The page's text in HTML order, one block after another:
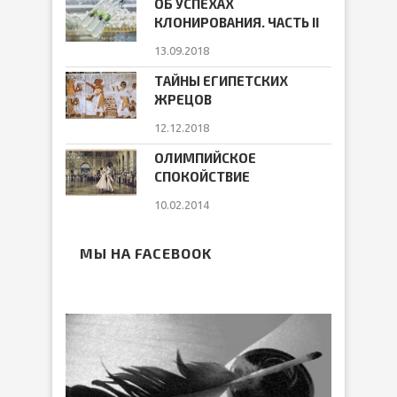
ОБ УСПЕХАХ
КЛОНИРОВАНИЯ. ЧАСТЬ II
13.09.2018
ТАЙНЫ ЕГИПЕТСКИХ
ЖРЕЦОВ
12.12.2018
ОЛИМПИЙСКОЕ
СПОКОЙСТВИЕ
10.02.2014
МЫ НА FACEBOOK